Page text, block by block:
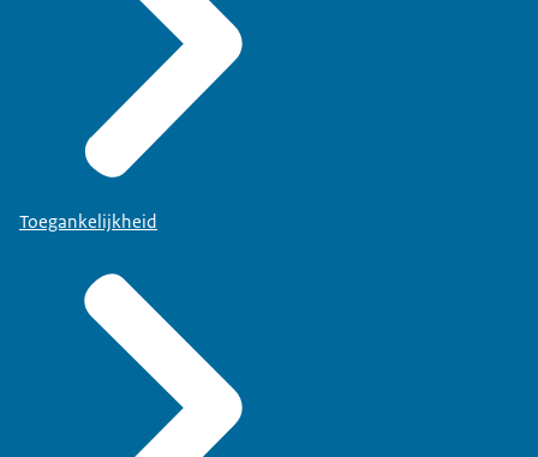
Toegankelijkheid